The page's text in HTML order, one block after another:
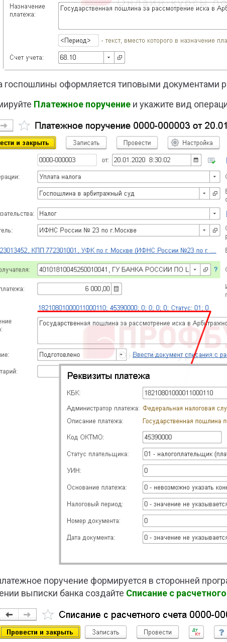
госпошлины оформляется типовыми документами
Платежное поручение и укажите вид
поручение формируется в сторонней
выписки банка создайте Списание с